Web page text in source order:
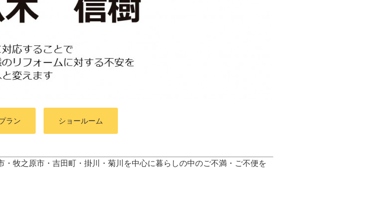
ラン ショールーム
・牧之原市・吉田町 ・掛川・菊川
を中心に暮らしの中のご不満・ご不便を